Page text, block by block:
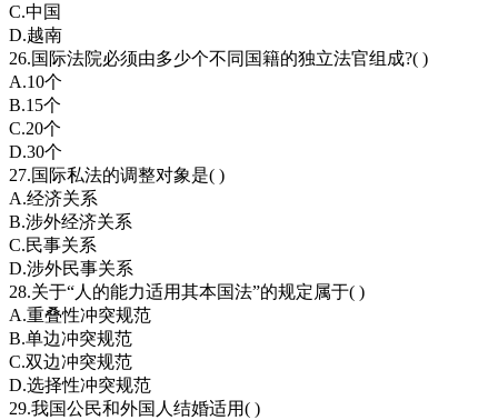
C.中国
D.越南
26.国际法院必须由多少个不同国籍的独立法官组成?( )
A.10个
B.15个
C.20个
D.30个
27.国际私法的调整对象是( )
A.经济关系
B.涉外经济关系
C.民事关系
D.涉外民事关系
28.关于“人的能力适用其本国法”的规定属于( )
A.重叠性冲突规范
B.单边冲突规范
C.双边冲突规范
D.选择性冲突规范
29.我国公民和外国人结婚适用( )